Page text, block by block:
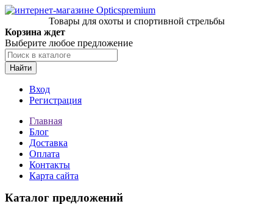
Товары для охоты и спортивной стрельбы
Корзина ждет
Выберите любое предложение
Найти
Вход
Регистрация
Главная
Блог
Доставка
Оплата
Контакты
Карта сайта
Каталог предложений